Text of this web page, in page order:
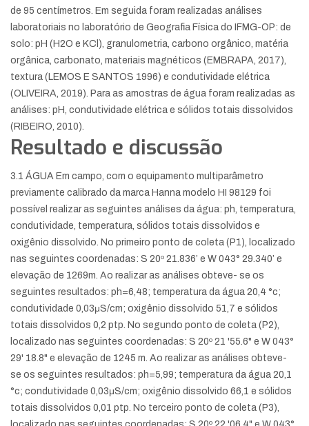
de 95 centímetros. Em seguida foram realizadas análises
laboratoriais no laboratório de Geografia Física do IFMG-OP: de
solo: pH (H2O e KCl), granulometria, carbono orgânico, matéria
orgânica, carbonato, materiais magnéticos (EMBRAPA, 2017),
textura (LEMOS E SANTOS 1996) e condutividade elétrica
(OLIVEIRA, 2019). Para as amostras de água foram realizadas as
análises: pH, condutividade elétrica e sólidos totais dissolvidos
(RIBEIRO, 2010).
Resultado e discussão
3.1 ÁGUA Em campo, com o equipamento multiparâmetro
previamente calibrado da marca Hanna modelo HI 98129 foi
possível realizar as seguintes análises da água: ph, temperatura,
condutividade, temperatura, sólidos totais dissolvidos e
oxigênio dissolvido. No primeiro ponto de coleta (P1), localizado
nas seguintes coordenadas: S 20º 21.836’ e W 043° 29.340’ e
elevação de 1269m. Ao realizar as análises obteve- se os
seguintes resultados: ph=6,48; temperatura da água 20,4 °c;
condutividade 0,03μS/cm; oxigênio dissolvido 51,7 e sólidos
totais dissolvidos 0,2 ptp. No segundo ponto de coleta (P2),
localizado nas seguintes coordenadas: S 20º 21 '55.6" e W 043°
29' 18.8" e elevação de 1245 m. Ao realizar as análises obteve-
se os seguintes resultados: ph=5,99; temperatura da água 20,1
°c; condutividade 0,03μS/cm; oxigênio dissolvido 66,1 e sólidos
totais dissolvidos 0,01 ptp. No terceiro ponto de coleta (P3),